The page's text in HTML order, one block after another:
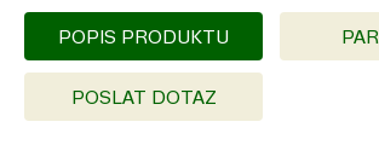
POPIS PRODUKTU
POSLAT DOTAZ